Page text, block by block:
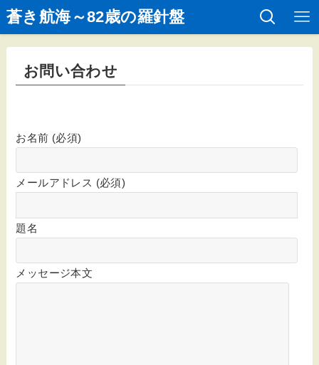
蒼き航海～82歳の羅針盤
お問い合わせ
お名前 (必須)
メールアドレス (必須)
題名
メッセージ本文